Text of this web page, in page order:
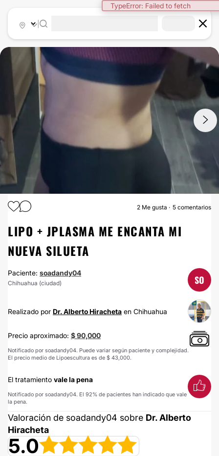
TypeError: Failed to fetch
LIPOESCULTURA
2 Me gusta 5 comentarios
LIPO + JPLASMA ME ENCANTA MI
NUEVA SILUETA
Paciente: soadandy04
Chihuahua (ciudad) SO
Realizado por Dr. Alberto Hiracheta en Chihuahua
Precio aproximado: $ 90,000
Notificado por soadandy04. Puede variar según paciente y complejidad.
El precio medio de Lipoescultura es de $ 43,000.
El tratamiento vale la pena
Notificado por soadandy04. El 92% de pacientes han indicado que vale
la pena.
Valoración de soadandy04 sobre Dr. Alberto
Hiracheta
5.0